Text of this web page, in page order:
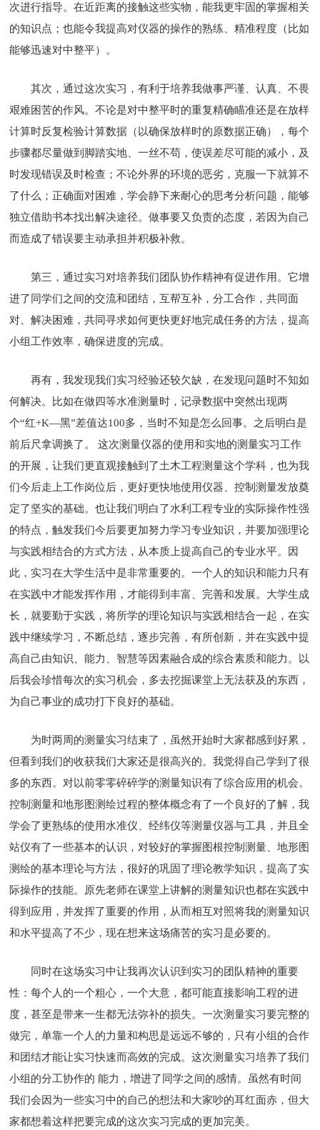
次进行指导。在近距离的接触这些实物，能我更牢固的掌握相关
的知识点；也能令我提高对仪器的操作的熟练、精准程度（比如
能够迅速对中整平）。
其次，通过这次实习，有利于培养我做事严谨、认真、不畏
艰难困苦的作风。不论是对中整平时的重复精确瞄准还是在放样
计算时反复检验计算数据（以确保放样时的原数据正确），每个
步骤都尽量做到脚踏实地、一丝不苟，使误差尽可能的减小，及
时发现错误及时检查；不论外界的环境的恶劣，克服一下就算不
了什么；正确面对困难，学会静下来耐心的思考分析问题，能够
独立借助书本找出解决途径。做事要又负责的态度，若因为自己
而造成了错误要主动承担并积极补救。
第三，通过实习对培养我们团队协作精神有促进作用。它增
进了同学们之间的交流和团结，互帮互补，分工合作，共同面
对、解决困难，共同寻求如何更快更好地完成任务的方法，提高
小组工作效率，确保进度的完成。
再有，我发现我们实习经验还较欠缺，在发现问题时不知如
何解决。比如在做四等水准测量时，记录数据中突然出现两
个“红+K—黑”差值达100多，当时不知是怎么回事。之后明白是
前后尺拿调换了。 这次测量仪器的使用和实地的测量实习工作
的开展，让我们更直观接触到了土木工程测量这个学科，也为我
们今后走上工作岗位后，更好更快地使用仪器、控制测量发放奠
定了坚实的基础。也让我们明白了水利工程专业的实际操作性强
的特点，触发我们今后要更加努力学习专业知识，并要加强理论
与实践相结合的方式方法，从本质上提高自己的专业水平。因
此，实习在大学生活中是非常重要的。一个人的知识和能力只有
在实践中才能发挥作用，才能得到丰富、完善和发展。大学生成
长，就要勤于实践，将所学的理论知识与实践相结合一起，在实
践中继续学习，不断总结，逐步完善，有所创新，并在实践中提
高自己由知识、能力、智慧等因素融合成的综合素质和能力。以
后我会珍惜每次的实习机会，多去挖掘课堂上无法获及的东西，
为自己事业的成功打下良好的基础。
为时两周的测量实习结束了，虽然开始时大家都感到好累，
但看到我们的收获我们大家还是很高兴的。我觉得自己学到了很
多的东西。对以前零零碎碎学的测量知识有了综合应用的机会。
控制测量和地形图测绘过程的整体概念有了一个良好的了解，我
学会了更熟练的使用水准仪、经纬仪等测量仪器与工具，并且全
站仪有了一些基本的认识，对较好的掌握图根控制测量、地形图
测绘的基本理论与方法，很好的巩固了理论教学知识，提高了实
际操作的技能。原先老师在课堂上讲解的测量知识也都在实践中
得到应用，并发挥了重要的作用，从而相互对照将我的测量知识
和水平提高了不少，现在想来这场痛苦的实习是必要的。
同时在这场实习中让我再次认识到实习的团队精神的重要
性：每个人的一个粗心，一个大意，都可能直接影响工程的进
度，甚至是带来一生都无法弥补的损失。一次测量实习要完整的
做完，单靠一个人的力量和构思是远远不够的，只有小组的合作
和团结才能让实习快速而高效的完成。这次测量实习培养了我们
小组的分工协作的 能力，增进了同学之间的感情。虽然有时间
我们会因为一些实习中的自己的想法和大家吵的耳红面赤，但大
家都想着这样把要完成的这次实习完成的更加完美。